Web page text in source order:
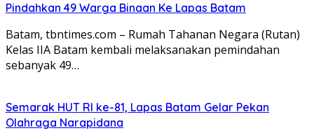
Pindahkan 49 Warga Binaan Ke Lapas Batam
Batam, tbntimes.com – Rumah Tahanan Negara (Rutan)
Kelas IIA Batam kembali melaksanakan pemindahan
sebanyak 49…
Semarak HUT RI ke-81, Lapas Batam Gelar Pekan
Olahraga Narapidana